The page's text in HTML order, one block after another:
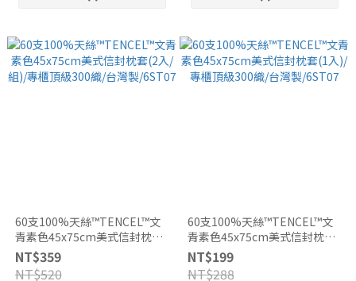
60支100%天絲™TENCEL™文
青素色45x75cm美式信封枕套
(2入/組)/專櫃頂級300織/台灣
製/6ST07
NT$359
NT$520
60支100%天絲™TENCEL™文
青素色45x75cm美式信封枕套
(1入)/專櫃頂級300織/台灣
製/6ST07
NT$199
NT$288